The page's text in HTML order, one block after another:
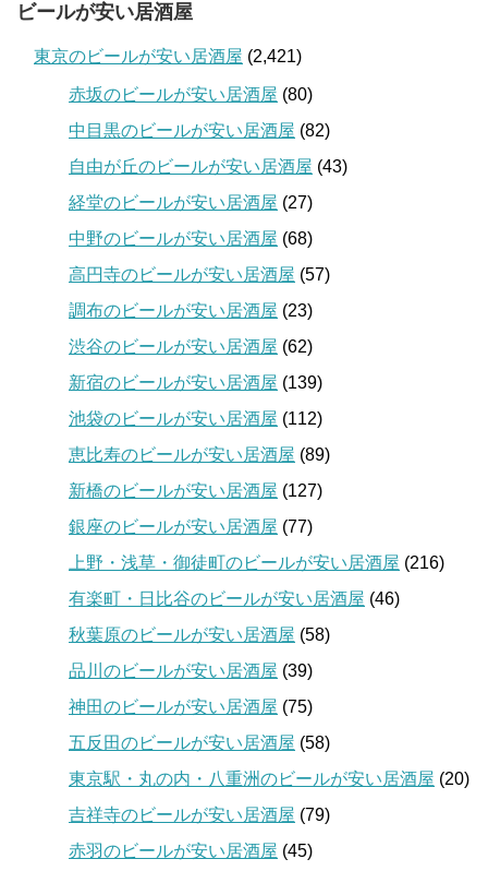
ビールが安い居酒屋
東京のビールが安い居酒屋 (2,421)
赤坂のビールが安い居酒屋 (80)
中目黒のビールが安い居酒屋 (82)
自由が丘のビールが安い居酒屋 (43)
経堂のビールが安い居酒屋 (27)
中野のビールが安い居酒屋 (68)
高円寺のビールが安い居酒屋 (57)
調布のビールが安い居酒屋 (23)
渋谷のビールが安い居酒屋 (62)
新宿のビールが安い居酒屋 (139)
池袋のビールが安い居酒屋 (112)
恵比寿のビールが安い居酒屋 (89)
新橋のビールが安い居酒屋 (127)
銀座のビールが安い居酒屋 (77)
上野・浅草・御徒町のビールが安い居酒屋 (216)
有楽町・日比谷のビールが安い居酒屋 (46)
秋葉原のビールが安い居酒屋 (58)
品川のビールが安い居酒屋 (39)
神田のビールが安い居酒屋 (75)
五反田のビールが安い居酒屋 (58)
東京駅・丸の内・八重洲のビールが安い居酒屋 (20)
吉祥寺のビールが安い居酒屋 (79)
赤羽のビールが安い居酒屋 (45)